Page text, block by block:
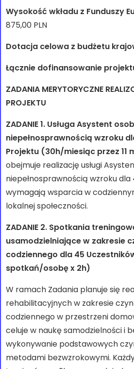
Wysokość wkładu z Funduszy
875,00 PLN
Dotacja celowa z budżetu
Łącznie dofinansowanie
ZADANIA MERYTORYCZNE
PROJEKTU
ZADANIE 1. Usługa Asystent
niepełnosprawnością wzroku
Projektu (30h/miesiąc przez 11
obejmuje realizację usługi
niepełnosprawnością wzroku dla
wymagają wsparcia w
lokalnej społeczności.
ZADANIE 2. Spotkania
usamodzielniające w zakresie
codziennego dla 45
spotkań/osobę x 2h)
W ramach Zadania planuje się
rehabilitacyjnych w zakresie
codziennego w przestrzeni
celuje w naukę samodzielności i
wykonywanie podstawowych
metodami bezwzrokowymi.